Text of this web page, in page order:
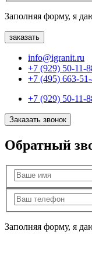
Заполняя форму, я
info@igranit.ru
+7 (929) 50-11-
+7 (495) 663-
+7 (929) 50-11-
Заказать звонок
Обратный
Заполняя форму, я